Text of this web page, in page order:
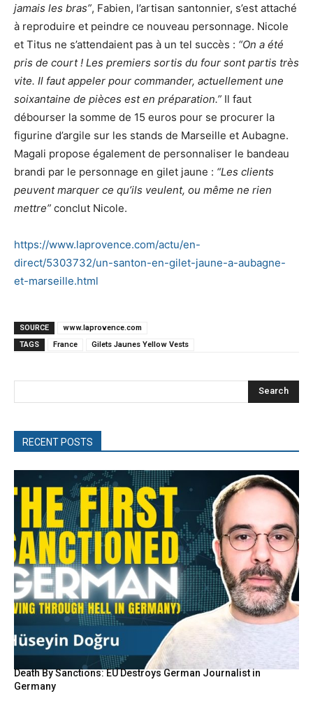
jamais les bras”, Fabien, l’artisan santonnier, s’est attaché
à reproduire et peindre ce nouveau personnage. Nicole
et Titus ne s’attendaient pas à un tel succès : “On a été
pris de court ! Les premiers sortis du four sont partis très
vite. Il faut appeler pour commander, actuellement une
soixantaine de pièces est en préparation.” Il faut
débourser la somme de 15 euros pour se procurer la
figurine d’argile sur les stands de Marseille et Aubagne.
Magali propose également de personnaliser le bandeau
brandi par le personnage en gilet jaune : “Les clients
peuvent marquer ce qu’ils veulent, ou même ne rien
mettre” conclut Nicole.
https://www.laprovence.com/actu/en-
direct/5303732/un-santon-en-gilet-jaune-a-aubagne-
et-marseille.html
SOURCE
www.laprovence.com
TAGS
France Gilets Jaunes Yellow Vests
Search
RECENT POSTS
Death By Sanctions: EU Destroys German Journalist in
Germany